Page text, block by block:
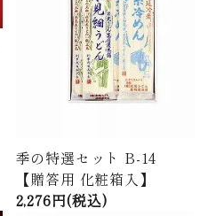
季の特選セット B-14
【贈答用 化粧箱入】
2,276円(税込)